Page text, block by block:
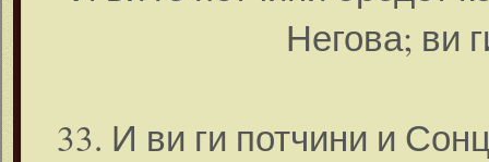
Негова; ви
33. И ви ги потчини и